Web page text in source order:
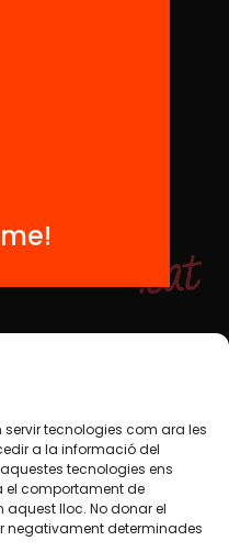
servir tecnologies com ara les
a la informació del
tecnologies ens
el comportament de
lloc. No donar el
negativament determinades